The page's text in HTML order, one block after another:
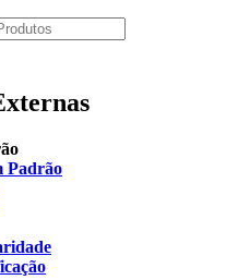
Padrão